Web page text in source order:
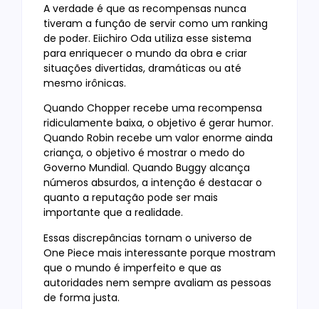
A verdade é que as recompensas nunca
tiveram a função de servir como um ranking
de poder. Eiichiro Oda utiliza esse sistema
para enriquecer o mundo da obra e criar
situações divertidas, dramáticas ou até
mesmo irônicas.
Quando Chopper recebe uma recompensa
ridiculamente baixa, o objetivo é gerar humor.
Quando Robin recebe um valor enorme ainda
criança, o objetivo é mostrar o medo do
Governo Mundial. Quando Buggy alcança
números absurdos, a intenção é destacar o
quanto a reputação pode ser mais
importante que a realidade.
Essas discrepâncias tornam o universo de
One Piece mais interessante porque mostram
que o mundo é imperfeito e que as
autoridades nem sempre avaliam as pessoas
de forma justa.